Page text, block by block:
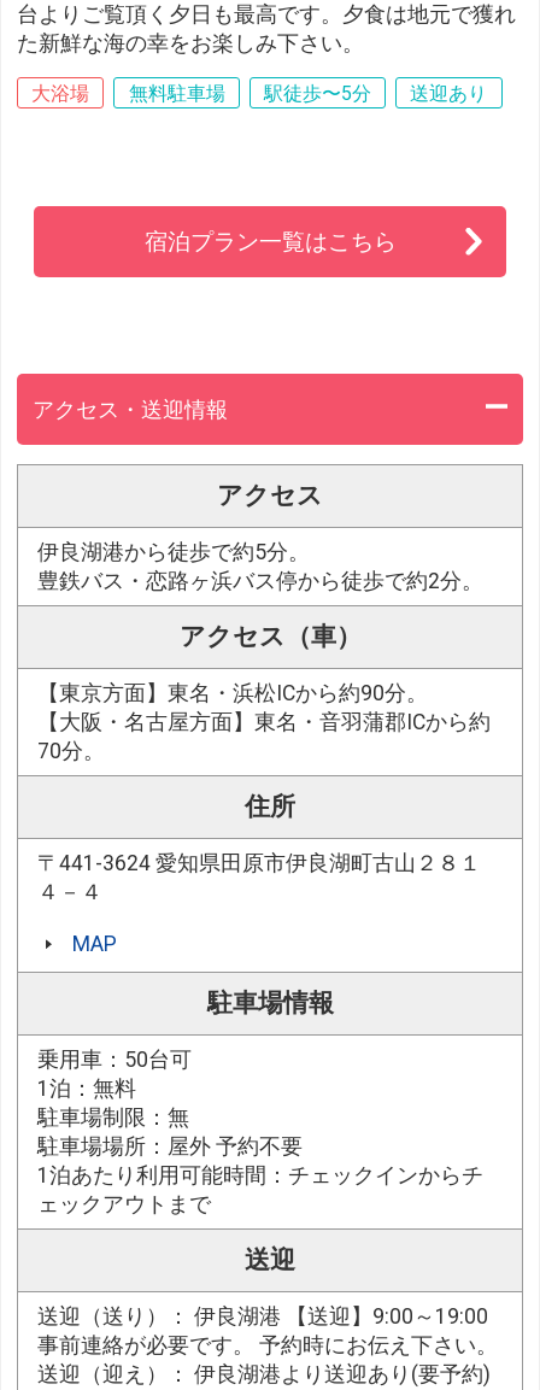
台よりご覧頂く夕日も最高です。夕食は地元で獲れ
た新鮮な海の幸をお楽しみ下さい。
大浴場 無料駐車場 駅徒歩〜5分 送迎あり
宿泊プラン一覧はこちら
アクセス・送迎情報
アクセス
伊良湖港から徒歩で約5分。
豊鉄バス・恋路ヶ浜バス停から徒歩で約2分。
アクセス（車）
【東京方面】東名・浜松ICから約90分。
【大阪・名古屋方面】東名・音羽蒲郡ICから約
70分。
住所
〒441-3624 愛知県田原市伊良湖町古山２８１
４－４
MAP
駐車場情報
乗用車：50台可
1泊：無料
駐車場制限：無
駐車場場所：屋外 予約不要
1泊あたり利用可能時間：チェックインからチ
ェックアウトまで
送迎
送迎（送り）： 伊良湖港 【送迎】9:00～19:00
事前連絡が必要です。 予約時にお伝え下さい。
送迎（迎え）： 伊良湖港より送迎あり(要予約)